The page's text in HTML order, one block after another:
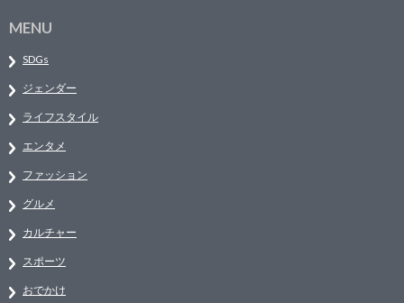
MENU
SDGs
ジェンダー
ライフスタイル
エンタメ
ファッション
グルメ
カルチャー
スポーツ
おでかけ